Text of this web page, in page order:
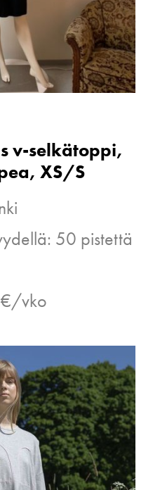
v-selkätoppi,
XS/S
50 pistettä
vko